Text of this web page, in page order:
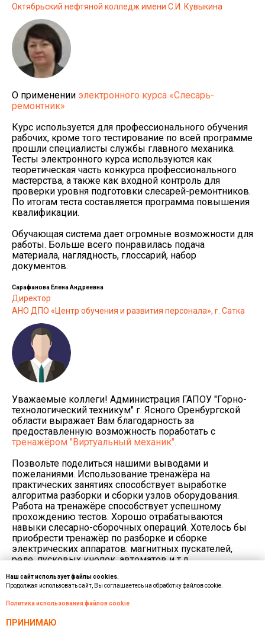
Октябрьский нефтяной колледж имени С.И. Кувыкина
О применении электронного курса «Слесарь-
ремонтник»
Курс используется для профессионального обучения
рабочих, кроме того тестирование по всей программе
прошли специалисты службы главного механика.
Тесты электронного курса используются как
теоретическая часть конкурса профессионального
мастерства, а также как входной контроль для
проверки уровня подготовки слесарей-ремонтников.
По итогам теста составляется программа повышения
квалификации.
Обучающая система дает огромные возможности для
работы. Больше всего понравилась подача
материала, наглядность, глоссарий, набор
документов.
Сарафанова Елена Андреевна
Директор
АНО ДПО «Центр обучения и развития персонала», г. Сатка
Уважаемые коллеги! Администрация ГАПОУ "Горно-
технологический техникум" г. Ясного Оренбургской
области выражает Вам благодарность за
предоставленную возможность поработать с
тренажёром "Виртуальный механик".
Позвольте поделиться нашими выводами и
пожеланиями. Использование тренажёра на
практических занятиях способствует выработке
алгоритма разборки и сборки узлов оборудования.
Работа на тренажёре способствует успешному
прохождению тестов. Хорошо отрабатываются
навыки слесарно-сборочных операций. Хотелось бы
приобрести тренажёр по разборке и сборке
электрических аппаратов: магнитных пускателей,
реле, пусковых кнопок, автоматов и т.д.
Администрация
Горно-технологический техникум
г. Ясный, Оренбургской области
Наш сайт использует файлы cookies.
Продолжая использовать сайт, Вы соглашаетесь на обработку файлов cookie.
Политика использования файлов cookie
ПРИНИМАЮ